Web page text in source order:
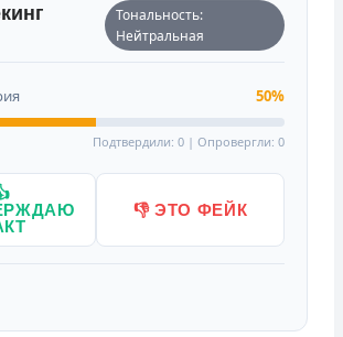
Тональность:
Нейтральная
50%
Подтвердили: 0 | Опровергли: 0
👎 ЭТО ФЕЙК